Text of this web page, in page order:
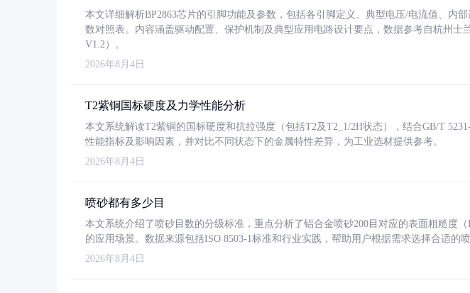
本文详细解析BP2863芯片的引脚功能及参数，包括各引脚定义、典型电压/电流值、内
数对照表。内容涵盖驱动配置、保护机制及典型应用电路设计要点，数据参考自杭州士
V1.2）。
2026年8月4日
T2紫铜国标硬度及力学性能分析
本文系统解读T2紫铜的国标硬度和抗拉强度（包括T2及T2_1/2H状态），结合GB/T
性能指标及影响因素，并对比不同状态下的金属特性差异，为工业选材提供参考。
2026年8月4日
喷砂都有多少目
本文系统介绍了喷砂目数的分级标准，重点分析了铝合金喷砂200目对应的表面粗糙度（
的应用场景。数据来源包括ISO 8503-1标准和行业实践，帮助用户根据需求选择合适的喷
2026年8月4日